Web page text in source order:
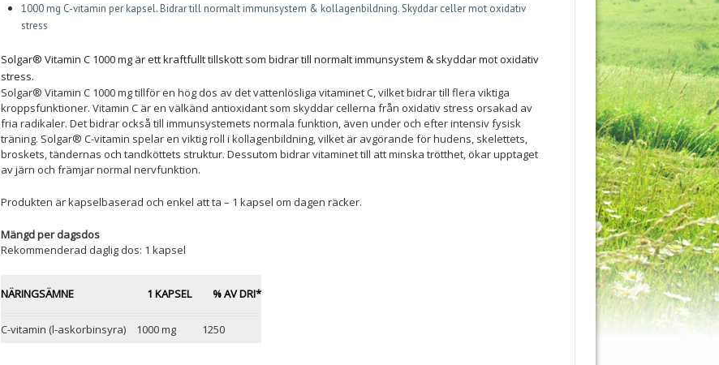
1000 mg C-vitamin per kapsel. Bidrar till normalt immunsystem & kollagenbildning. Skyddar celler mot oxidativ
stress
Solgar® Vitamin C 1000 mg är ett kraftfullt tillskott som bidrar till normalt immunsystem & skyddar mot oxidativ
stress.
Solgar® Vitamin C 1000 mg tillför en hög dos av det vattenlösliga vitaminet C, vilket bidrar till flera viktiga
kroppsfunktioner. Vitamin C är en välkänd antioxidant som skyddar cellerna från oxidativ stress orsakad av
fria radikaler. Det bidrar också till immunsystemets normala funktion, även under och efter intensiv fysisk
träning. Solgar® C-vitamin spelar en viktig roll i kollagenbildning, vilket är avgörande för hudens, skelettets,
broskets, tändernas och tandköttets struktur. Dessutom bidrar vitaminet till att minska trötthet, ökar upptaget
av järn och främjar normal nervfunktion.
Produkten är kapselbaserad och enkel att ta – 1 kapsel om dagen räcker.
Mängd per dagsdos
Rekommenderad daglig dos: 1 kapsel
NÄRINGSÄMNE 1 KAPSEL % AV DRI*
C-vitamin (l-askorbinsyra) 1000 mg 1250